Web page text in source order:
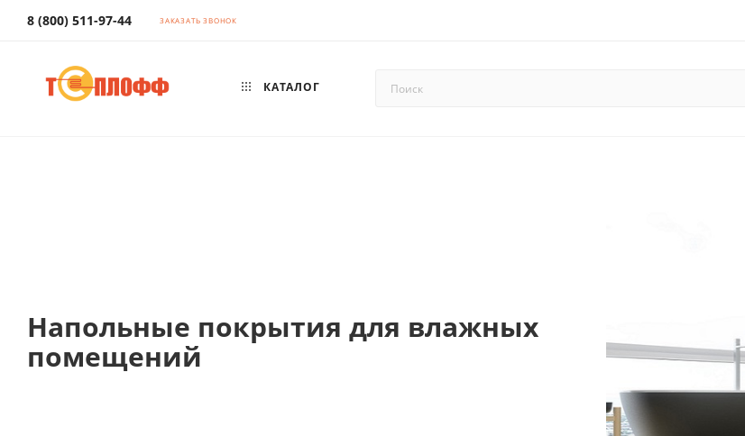
8 (800) 511-97-44 ЗАКАЗАТЬ ЗВОНОК
КАТАЛОГ
Напольные покрытия для влажных
помещений